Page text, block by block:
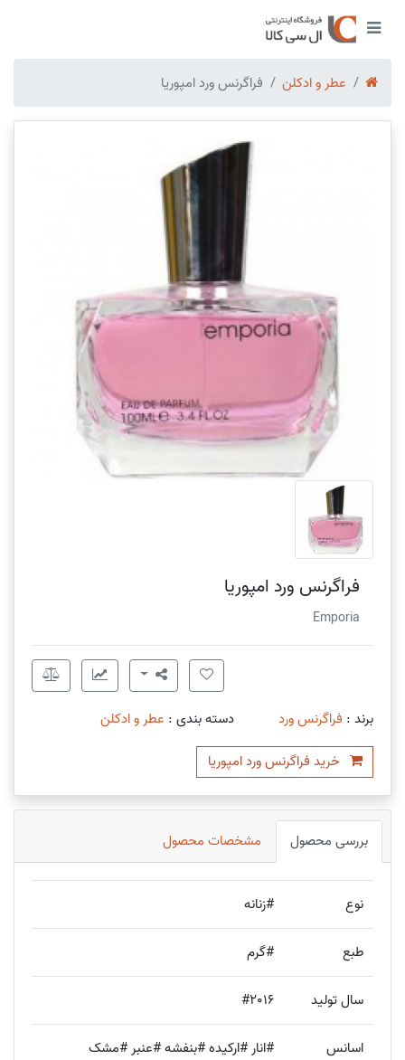
عطر و ادکلن فراگرنس ورد امپوریا
فراگرنس ورد امپوریا
Emporia
برند : فراگرنس ورد دسته بندی : عطر و ادکلن
خرید فراگرنس ورد امپوریا
بررسی محصول مشخصات محصول
نوع #زنانه
طبع #گرم
سال تولید #2016
اسانس #انار #ارکیده #بنفشه #عنبر #مشک